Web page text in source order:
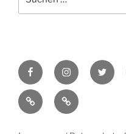
nach:
FacebookInstagram
Datenschutzerklärung
(EU)
Impressum